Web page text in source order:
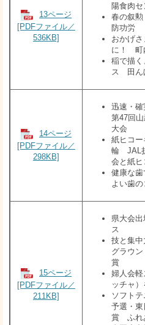
13ページ
[PDFファイル／
536KB]
陽食肉
春の叙
防功労
おかげ
に！ 町
稲で描
ス 田ん
14ページ
[PDFファイル／
298KB]
迅速・
第47回
大会
紙ヒコ
輪 JAL
会と紙ヒ
健康な歯
よい歯
15ページ
[PDFファイル／
211KB]
県大会
ス
技と集
グラウン
賞
婦人会軽
ッチャ
ソフト
予選・東
賞 ふれ